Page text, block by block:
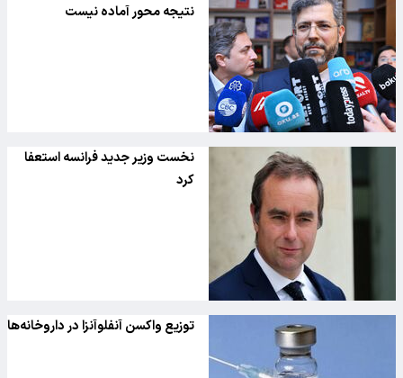
نتیجه محور آماده نیست
نخست وزیر جدید فرانسه استعفا
کرد
توزیع واکسن‌ آنفلوآنزا در داروخانه‌ها